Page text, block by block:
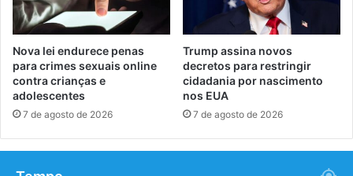
Nova lei endurece penas
para crimes sexuais online
contra crianças e
adolescentes
7 de agosto de 2026
Trump assina novos
decretos para restringir
cidadania por nascimento
nos EUA
7 de agosto de 2026